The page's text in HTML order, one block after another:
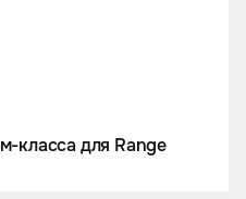
класса для Range